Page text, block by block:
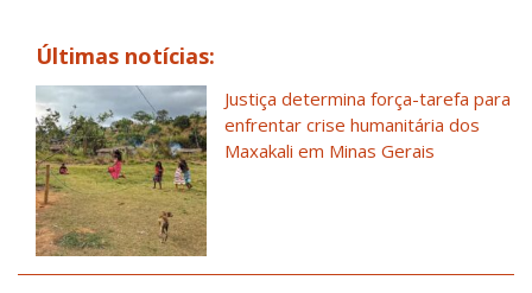
Últimas notícias:
Justiça determina força-tarefa para
enfrentar crise humanitária dos
Maxakali em Minas Gerais